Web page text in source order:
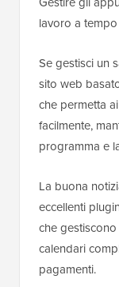
lavoro a
Se gestisci un
sito web
che permetta
facilmente,
programma e
La buona
eccellenti
che
calendari
pagamenti.